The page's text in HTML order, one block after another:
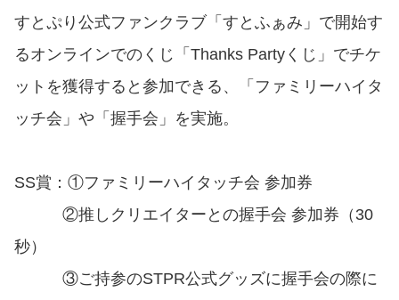
すとぷり公式ファンクラブ「すとふぁみ」で開始す
るオンラインでのくじ「Thanks Partyくじ」でチケ
ットを獲得すると参加できる、「ファミリーハイタ
ッチ会」や「握手会」を実施。
SS賞：①ファミリーハイタッチ会 参加券
②推しクリエイターとの握手会 参加券（30
秒）
③ご持参のSTPR公式グッズに握手会の際に